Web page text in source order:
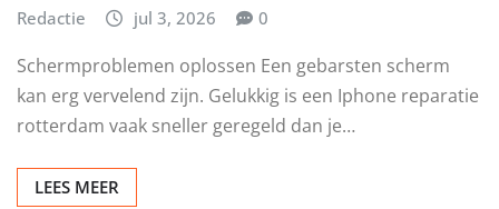
Redactie jul 3, 2026 0
Schermproblemen oplossen Een gebarsten scherm
kan erg vervelend zijn. Gelukkig is een Iphone reparatie
rotterdam vaak sneller geregeld dan je…
LEES MEER